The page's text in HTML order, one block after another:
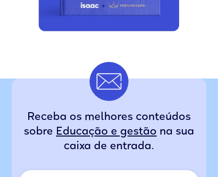
Receba os melhores conteúdos
sobre Educação e gestão na sua
caixa de entrada.